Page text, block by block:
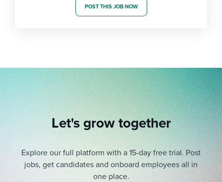
POST THIS JOB NOW
Let's grow together
Explore our full platform with a 15-day free trial. Post
jobs, get candidates and onboard employees all in
one place.